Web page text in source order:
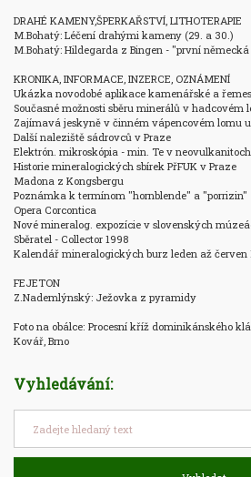
DRAHÉ KAMENY,ŠPERKAŘSTVÍ, LITHOTERAPIE
M.Bohatý: Léčení drahými kameny (29. a 30.)
M.Bohatý: Hildegarda z Bingen - "první
KRONIKA, INFORMACE, INZERCE, OZNÁMENÍ
Ukázka novodobé aplikace kamenářské a
Současné možnosti sběru minerálů v hadcovém
Zajímavá jeskyně v činném vápencovém lomu
Další naleziště sádrovců v Praze
Elektrón. mikroskópia - min. Te v neovulkanitoch
Historie mineralogických sbírek PřFUK v Praze
Madona z Kongsbergu
Poznámka k termínom "hornblende" a "porrizin"
Opera Corcontica
Nové mineralog. expozície v slovenských
Sběratel - Collector 1998
Kalendář mineralogických burz leden až červen
FEJETON
Z.Nademlýnský: Ježovka z pyramidy
Foto na obálce: Procesní kříž dominikánského
Kovář, Brno
Vyhledávání: